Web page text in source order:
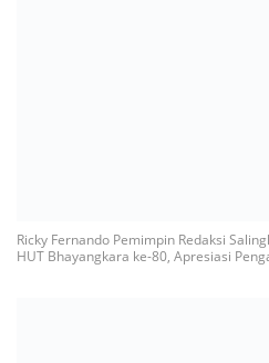
Ricky Fernando Pemimpin Redaksi
HUT Bhayangkara ke-80, Apresiasi